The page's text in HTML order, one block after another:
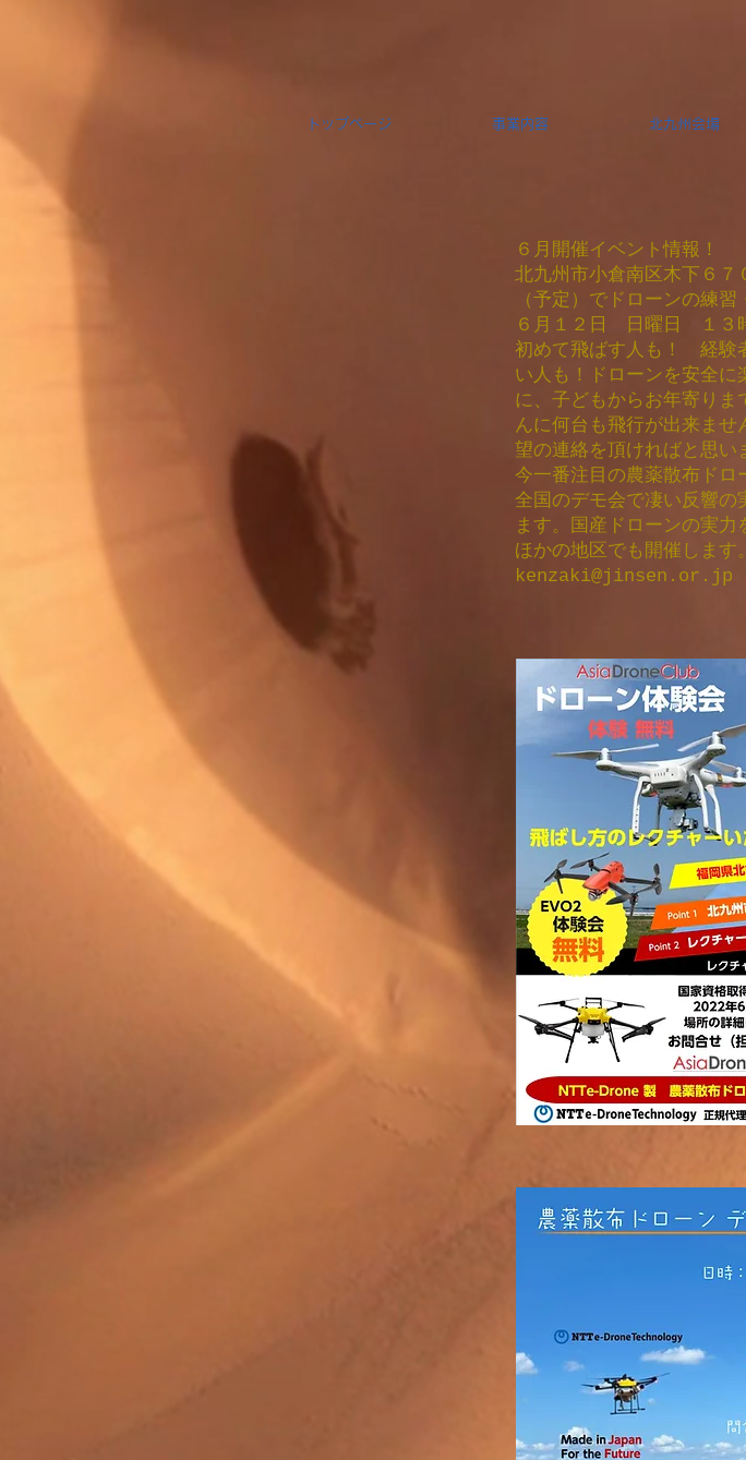
トップページ 事業内容 北九州会場
６月開催イベント情報！
北九州市小倉南区木下６
（予定）でドローンの練習
６月１２日 日曜日 １３
初めて飛ばす人も！ 経験
い人も！ドローンを安全に
に、子どもからお年寄りま
んに何台も飛行が出来ませ
望の連絡を頂ければと思い
今一番注目の農薬散布ドロ
全国のデモ会で凄い反響の
ます。国産ドローンの実
ほかの地区でも開催しま
kenzaki@jinsen.or.jp